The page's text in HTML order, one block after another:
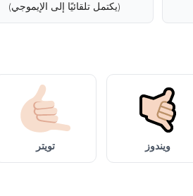
(يكتمل تلقائيًا إلى الإيموجي)
ويندوز تويتر